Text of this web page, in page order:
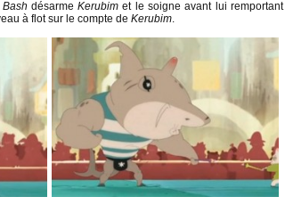
Bash désarmeKerubim et le soigne avant lui remportant
à flot sur le compte de Kerubim.